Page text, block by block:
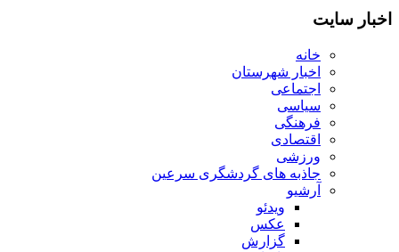
اخبار سایت
خانه
اخبار شهرستان
اجتماعی
سیاسی
فرهنگی
اقتصادی
ورزشی
جاذبه های گردشگری سرعین
آرشیو
ویدئو
عکس
گزارش